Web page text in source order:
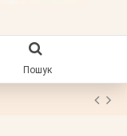
Пошук